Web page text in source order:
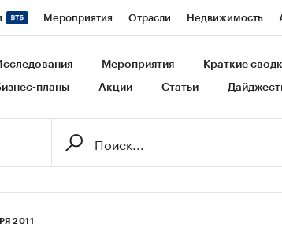
Мероприятия Отрасли Недвижимость
Франшизы Газета Спецпроекты СПб
Мероприятия Краткие
планы Акции Статьи
2011